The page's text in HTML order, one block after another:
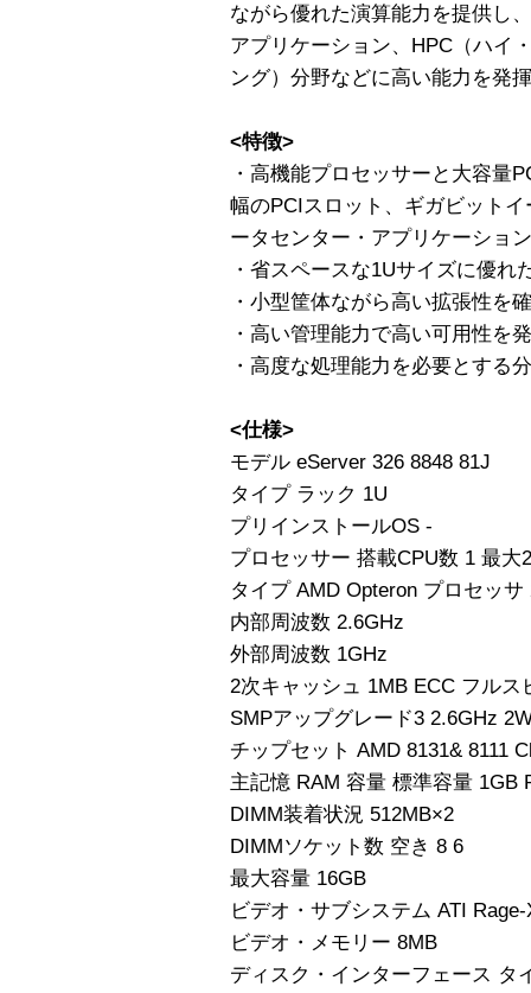
ながら優れた演算能力を提供し
アプリケーション、HPC（ハイ
ング）分野などに高い能力を発
<特徴>
・高機能プロセッサーと大容量
幅のPCIスロット、ギガビット
ータセンター・アプリケーショ
・省スペースな1Uサイズに優れ
・小型筐体ながら高い拡張性を
・高い管理能力で高い可用性を
・高度な処理能力を必要とする
<仕様>
モデル eServer 326 8848 81J
タイプ ラック 1U
プリインストールOS -
プロセッサー 搭載CPU数 1 最大2
タイプ AMD Opteron プロセッ
内部周波数 2.6GHz
外部周波数 1GHz
2次キャッシュ 1MB ECC フルス
SMPアップグレード3 2.6GHz
チップセット AMD 8131& 8111
主記憶 RAM 容量 標準容量 1GB
DIMM装着状況 512MB×2
DIMMソケット数 空き 8 6
最大容量 16GB
ビデオ・サブシステム ATI Rage-
ビデオ・メモリー 8MB
ディスク・インターフェース タ